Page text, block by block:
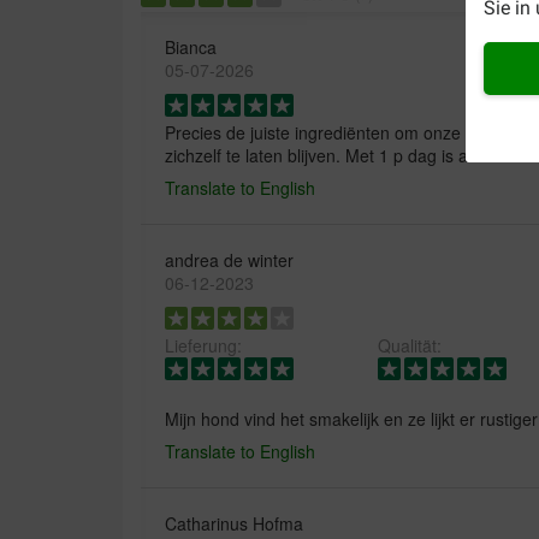
Sie in
Bianca
05-07-2026
Precies de juiste ingrediënten om onze poes,
zichzelf te laten blijven. Met 1 p dag is alles
Translate to English
andrea de winter
06-12-2023
Lieferung: Qualität:
Mijn hond vind het smakelijk en ze lijkt er
Translate to English
Catharinus Hofma